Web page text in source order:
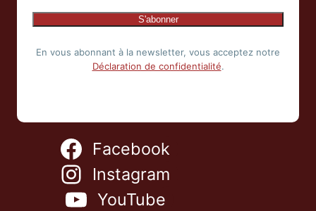
En vous abonnant à la newsletter, vous acceptez notre
Déclaration de confidentialité.
Facebook
Instagram
YouTube